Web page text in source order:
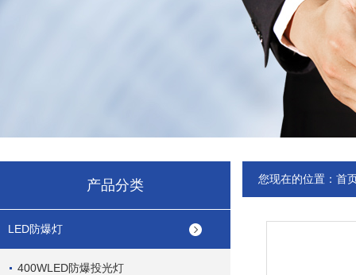
产品分类
LED防爆灯
400WLED防爆投光灯
您现在的位置： 首